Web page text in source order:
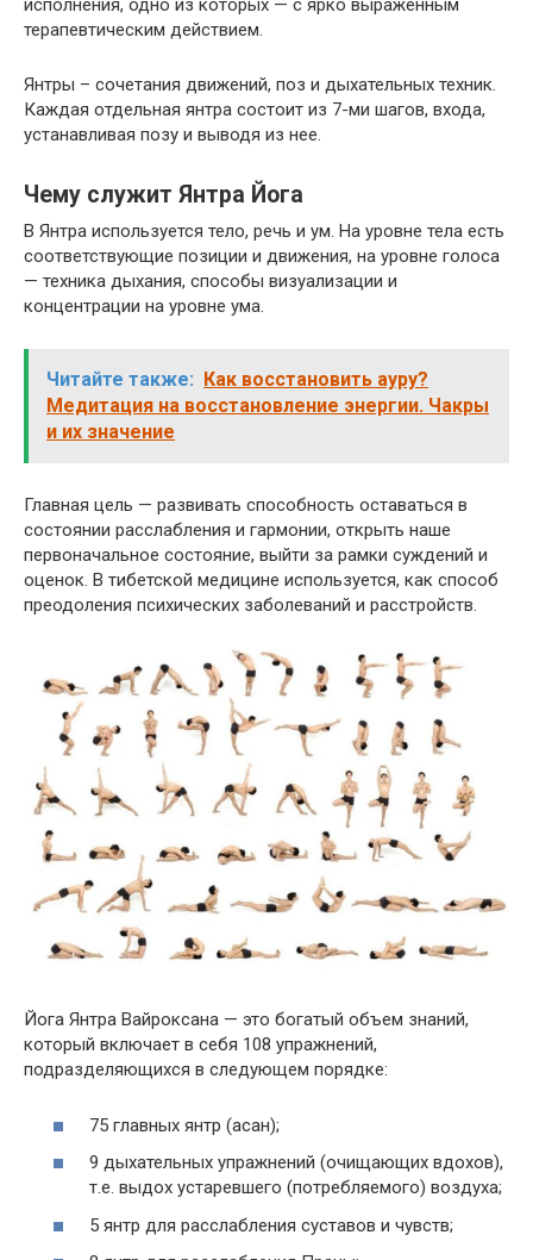
исполнения, одно из которых — с ярко выраженным
терапевтическим действием.
Янтры – сочетания движений, поз и дыхательных техник.
Каждая отдельная янтра состоит из 7-ми шагов, входа,
устанавливая позу и выводя из нее.
Чему служит Янтра Йога
В Янтра используется тело, речь и ум. На уровне тела есть
соответствующие позиции и движения, на уровне голоса
— техника дыхания, способы визуализации и
концентрации на уровне ума.
Читайте также: Как восстановить ауру?
Медитация на восстановление энергии. Чакры
и их значение
Главная цель — развивать способность оставаться в
состоянии расслабления и гармонии, открыть наше
первоначальное состояние, выйти за рамки суждений и
оценок. В тибетской медицине используется, как способ
преодоления психических заболеваний и расстройств.
Йога Янтра Вайроксана — это богатый объем знаний,
который включает в себя 108 упражнений,
подразделяющихся в следующем порядке:
75 главных янтр (асан);
9 дыхательных упражнений (очищающих вдохов),
т.е. выдох устаревшего (потребляемого) воздуха;
5 янтр для расслабления суставов и чувств;